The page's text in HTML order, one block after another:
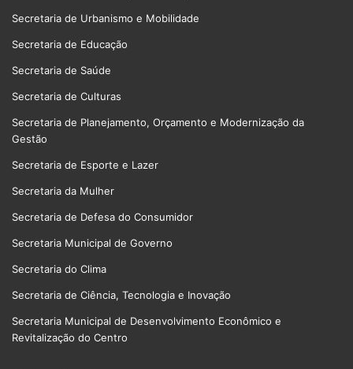
Secretaria de Urbanismo e Mobilidade
Secretaria de Educação
Secretaria de Saúde
Secretaria de Culturas
Secretaria de Planejamento, Orçamento e Modernização da
Gestão
Secretaria de Esporte e Lazer
Secretaria da Mulher
Secretaria de Defesa do Consumidor
Secretaria Municipal de Governo
Secretaria do Clima
Secretaria de Ciência, Tecnologia e Inovação
Secretaria Municipal de Desenvolvimento Econômico e
Revitalização do Centro